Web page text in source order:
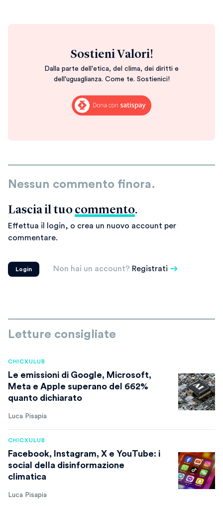
Sostieni Valori!
Dalla parte dell'etica, del clima, dei diritti e
dell'uguaglianza. Come te. Sostienici!
Nessun commento finora.
Lascia il tuo commento.
Effettua il login, o crea un nuovo account per
commentare.
Login Non hai un account? Registrati
Letture consigliate
CHICXULUB
Le emissioni di Google, Microsoft,
Meta e Apple superano del 662%
quanto dichiarato
Luca Pisapia
CHICXULUB
Facebook, Instagram, X e YouTube: i
social della disinformazione
climatica
Luca Pisapia